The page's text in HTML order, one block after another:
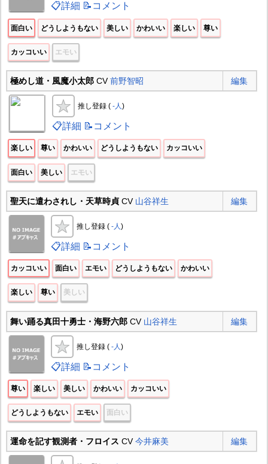
📋詳細 📝コメント
面白い どうしようもない 美しい かわいい 楽しい 尊い
カッコいい エモい
極めし道・風魔小太郎CV前野智昭 編集
推し登録 ( -人)
📋詳細 📝コメント
楽しい 尊い かわいい どうしようもない カッコいい
面白い 美しい エモい
聖天に遣わされし・天草時貞CV 山谷祥生 編集
推し登録 ( -人)
📋詳細 📝コメント
カッコいい 面白い エモい どうしようもない かわいい
楽しい 尊い 美しい
舞い踊る真田十勇士・海野六郎CV 山谷祥生 編集
推し登録 ( -人)
📋詳細 📝コメント
尊い 楽しい 美しい かわいい カッコいい
どうしようもない エモい 面白い
運命を記す観測者・フロイス CV今井麻美 編集